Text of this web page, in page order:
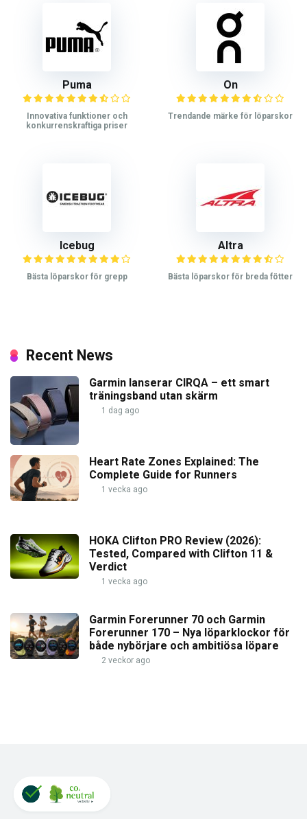
Puma
Innovativa funktioner och
konkurrenskraftiga priser
On
Trendande märke för löparskor
Icebug
Bästa löparskor för grepp
Altra
Bästa löparskor för breda fötter
Recent News
Garmin lanserar CIRQA – ett smart
träningsband utan skärm
1 dag ago
Heart Rate Zones Explained: The
Complete Guide for Runners
1 vecka ago
HOKA Clifton PRO Review (2026):
Tested, Compared with Clifton 11 &
Verdict
1 vecka ago
Garmin Forerunner 70 och Garmin
Forerunner 170 – Nya löparklockor för
både nybörjare och ambitiösa löpare
2 veckor ago